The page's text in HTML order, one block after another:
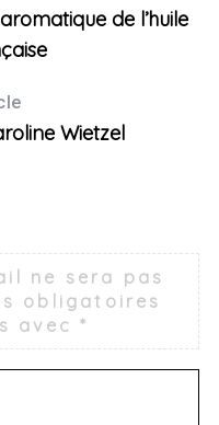
de l’huile
Wietzel
ne sera pas
obligatoires
avec*